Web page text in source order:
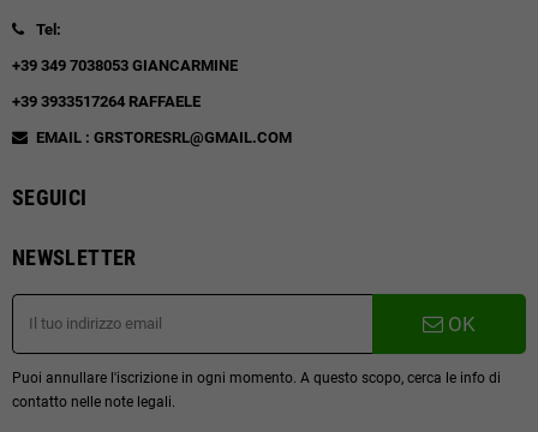
Tel:
+39 349 7038053 GIANCARMINE
+39 3933517264 RAFFAELE
EMAIL : GRSTORESRL@GMAIL.COM
SEGUICI
NEWSLETTER
OK
Puoi annullare l'iscrizione in ogni momento. A questo scopo, cerca le info di
contatto nelle note legali.